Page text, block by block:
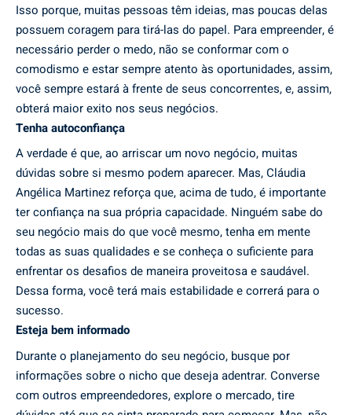
Isso porque, muitas pessoas têm ideias, mas poucas delas
possuem coragem para tirá-las do papel. Para empreender, é
necessário perder o medo, não se conformar com o
comodismo e estar sempre atento às oportunidades, assim,
você sempre estará à frente de seus concorrentes, e, assim,
obterá maior exito nos seus negócios.
Tenha autoconfiança
A verdade é que, ao arriscar um novo negócio, muitas
dúvidas sobre si mesmo podem aparecer. Mas, Cláudia
Angélica Martinez reforça que, acima de tudo, é importante
ter confiança na sua própria capacidade. Ninguém sabe do
seu negócio mais do que você mesmo, tenha em mente
todas as suas qualidades e se conheça o suficiente para
enfrentar os desafios de maneira proveitosa e saudável.
Dessa forma, você terá mais estabilidade e correrá para o
sucesso.
Esteja bem informado
Durante o planejamento do seu negócio, busque por
informações sobre o nicho que deseja adentrar. Converse
com outros empreendedores, explore o mercado, tire